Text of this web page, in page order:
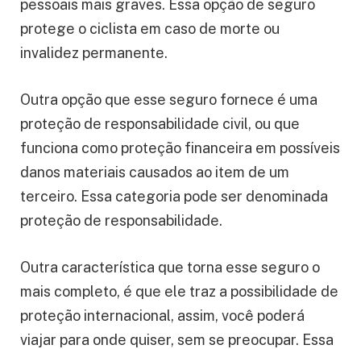
pessoais mais graves. Essa opção de seguro
protege o ciclista em caso de morte ou
invalidez permanente.
Outra opção que esse seguro fornece é uma
proteção de responsabilidade civil, ou que
funciona como proteção financeira em possíveis
danos materiais causados ​​ao item de um
terceiro. Essa categoria pode ser denominada
proteção de responsabilidade.
Outra característica que torna esse seguro o
mais completo, é que ele traz a possibilidade de
proteção internacional, assim, você poderá
viajar para onde quiser, sem se preocupar. Essa